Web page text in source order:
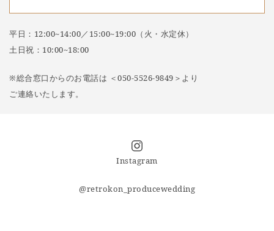
平日：12:00~14:00／15:00~19:00（火・水定休）
土日祝：10:00~18:00
※総合窓口からのお電話は ＜050-5526-9849＞より
ご連絡いたします。
Instagram
@retrokon_producewedding